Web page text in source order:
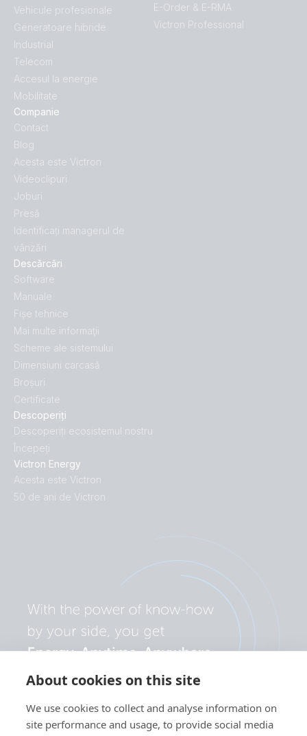
About cookies on this site
We use cookies to collect and analyse information on
site performance and usage, to provide social media
Descoperiți
Descoperiți ecosistemul nostru
Începeți
Victron Energy
Acesta este Victron
50 de ani de Victron
Descărcări
Software
Manuale
Fișe tehnice
Mai multe informaţii
Scheme ale sistemului
Dimensiuni carcasă
Broșuri
Certificate
Vehicule profesionale
Generatoare hibride
Industrial
Telecom
Accesul la energie
Mobilitate
Companie
Contact
Blog
Acesta este Victron
Videoclipuri
Joburi
Presă
Identificați managerul de
vânzări
E-Order & E-RMA
Victron Professional